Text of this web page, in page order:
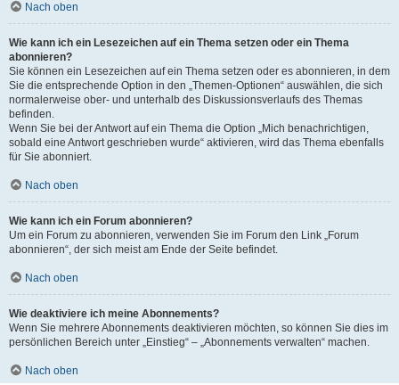
Nach oben
Wie kann ich ein Lesezeichen auf ein Thema setzen oder ein Thema
abonnieren?
Sie können ein Lesezeichen auf ein Thema setzen oder es abonnieren, in dem
Sie die entsprechende Option in den „Themen-Optionen“ auswählen, die sich
normalerweise ober- und unterhalb des Diskussionsverlaufs des Themas
befinden.
Wenn Sie bei der Antwort auf ein Thema die Option „Mich benachrichtigen,
sobald eine Antwort geschrieben wurde“ aktivieren, wird das Thema ebenfalls
für Sie abonniert.
Nach oben
Wie kann ich ein Forum abonnieren?
Um ein Forum zu abonnieren, verwenden Sie im Forum den Link „Forum
abonnieren“, der sich meist am Ende der Seite befindet.
Nach oben
Wie deaktiviere ich meine Abonnements?
Wenn Sie mehrere Abonnements deaktivieren möchten, so können Sie dies im
persönlichen Bereich unter „Einstieg“ – „Abonnements verwalten“ machen.
Nach oben